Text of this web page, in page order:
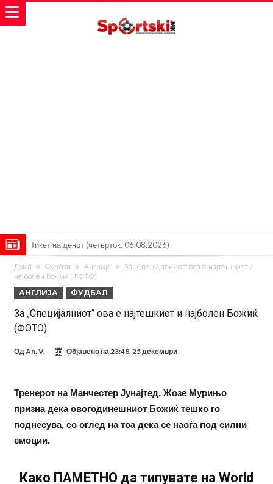
Барселона очекува понуди за Феран Торес
Винисиус ги избриша сите објави на Инстаграм откако Реал му
понуди нов договор
Ливерпул понуди 100 милиони евра за Баркола, ПСЖ веднаш
побара уште 50 милиони
Јувентус се насочил кон напаѓач на Манчестер Јунајтед
Модриќ откри што го натерало да остане во Милан
Стотици навивачи го пречекаа Салах во Истанбул
АРСЕНАЛ ГО ЛАДИ ШАМПАЊОТ: Винисиус на праг на Лондон!
Познат е следниот клуб на Душан Влаховиќ!
Дома Фудбал Англија
За „Специјалниот“ ова е најтешкиот и
најболен Божиќ (ФОТО)
АНГЛИЈА ФУДБАЛ
За „Специјалниот“ ова е најтешкиот и најболен Божиќ
(ФОТО)
Од An. V. Објавено на 23:48, 25 декември
Тренерот на Манчестер Јунајтед, Жозе Мурињо
призна дека овогодинешниот Божиќ тешко го
поднесува, со оглед на тоа дека се наоѓа под силни
емоции.
Како ПАМЕТНО да типувате на World